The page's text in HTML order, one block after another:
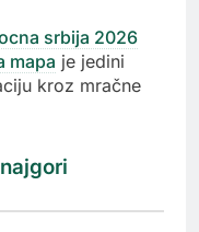
srbija 2026
mapa je jedini
kroz mračne